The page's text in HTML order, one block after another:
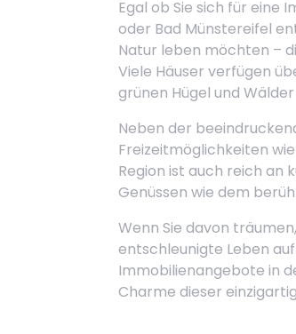
Egal ob Sie sich für eine
oder Bad Münstereifel
Natur leben möchten –
Viele Häuser verfügen
grünen Hügel und
Neben der
Freizeitmöglichkeiten
Region ist auch reich an
Genüssen wie dem
Wenn Sie davon
entschleunigte Leben
Immobilienangebote in
Charme dieser